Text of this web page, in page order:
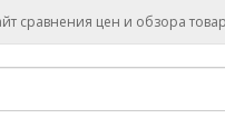
сравнения цен и обзора